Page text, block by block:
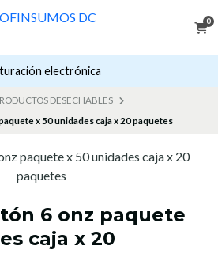
0
electrónica
DESECHABLES
x 50 unidades caja x 20 paquetes
6 onz paquete
caja x 20